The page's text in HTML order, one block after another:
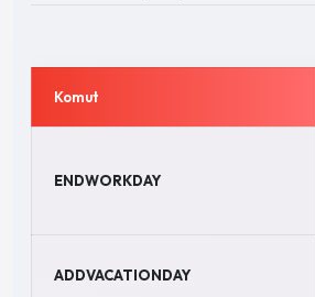
Komut
ENDWORKDAY
ADDVACATIONDAY